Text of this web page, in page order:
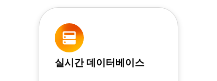
실시간 데이터베이스